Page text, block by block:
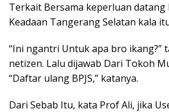
Terkait Bersama keperluan datang
Keadaan Tangerang Selatan kala
“Ini ngantri Untuk apa bro ikang?”
netizen. Lalu dijawab Dari Tokoh
“Daftar ulang BPJS,” katanya.
Dari Sebab Itu, kata Prof Ali, jika